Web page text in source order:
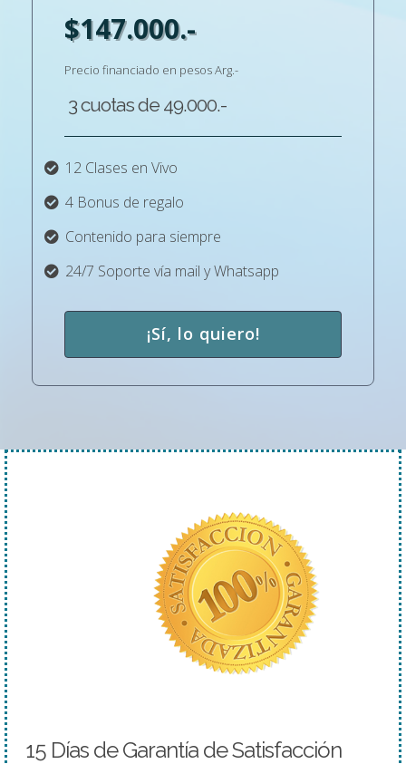
$147.000.-
Precio financiado en pesos Arg.-
3 cuotas de 49.000.-
12 Clases en Vivo
4 Bonus de regalo
Contenido para siempre
24/7 Soporte vía mail y Whatsapp
¡Sí, lo quiero!
15 Días de Garantía de Satisfacción